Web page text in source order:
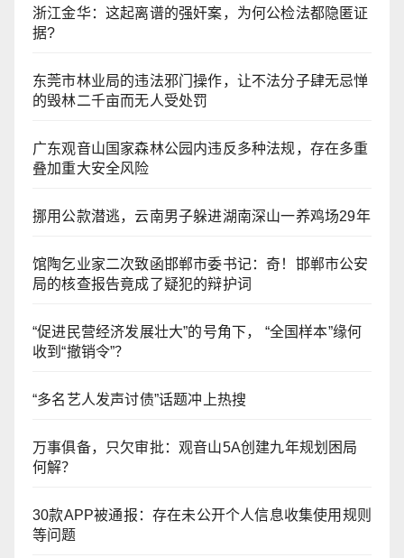
浙江金华：​这起离谱的强奸案，为何公检法都隐匿证
据?
东莞市林业局的违法邪门操作，让不法分子肆无忌惮
的毁林二千亩而无人受处罚
广东观音山国家森林公园内违反多种法规，存在多重
叠加重大安全风险
挪用公款潜逃，云南男子躲进湖南深山一养鸡场29年
馆陶乞业家二次致函邯郸市委书记：奇！邯郸市公安
局的核查报告竟成了疑犯的辩护词
“促进民营经济发展壮大”的号角下， “全国样本”缘何
收到“撤销令”？
“多名艺人发声讨债”话题冲上热搜
万事俱备，只欠审批：观音山5A创建九年规划困局
何解？
30款APP被通报：存在未公开个人信息收集使用规则
等问题